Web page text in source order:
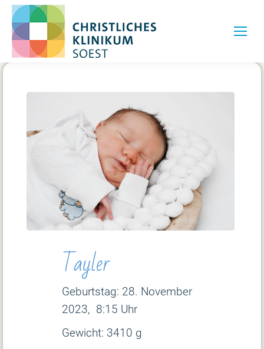
Tayler
Geburtstag: 28. November
2023, 8:15 Uhr
Gewicht: 3410 g